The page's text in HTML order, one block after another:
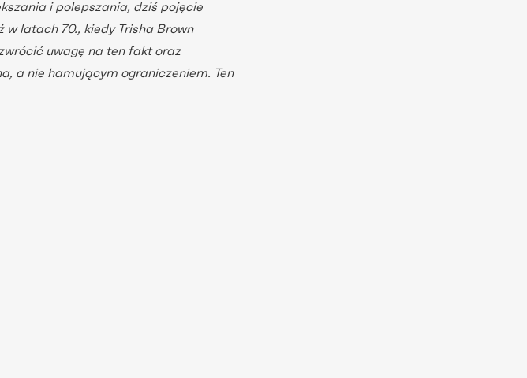
i polepszania, dziś pojęcie
w latach 70., kiedy Trisha Brown
uwagę na ten fakt oraz
a nie hamującym ograniczeniem. Ten